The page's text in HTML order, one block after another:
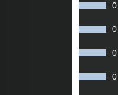
0
0
0
0